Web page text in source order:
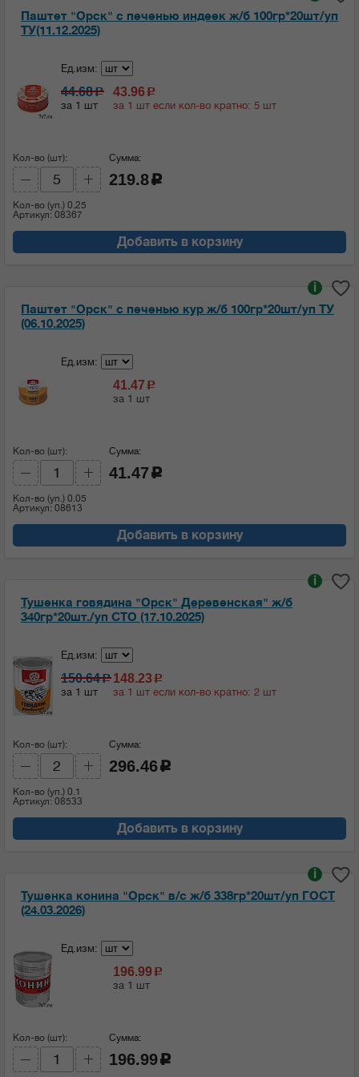
Паштет "Орск" с печенью индеек ж/б 100гр*20шт/уп
ТУ(11.12.2025)
Ед.изм:
44.68c
за 1 шт
43.96 c
за 1 шт если кол-во кратно: 5 шт
Кол-во (шт):
Кол-во (уп.) 0.25
Артикул: 08367
Сумма:
219.8 c
Добавить в корзину
Паштет "Орск" с печенью кур ж/б 100гр*20шт/уп ТУ
(06.10.2025)
i
Ед.изм:
41.47 c
за 1 шт
Кол-во (шт):
Кол-во (уп.) 0.05
Артикул: 08613
Сумма:
41.47 c
Добавить в корзину
Тушенка говядина "Орск" Деревенская" ж/б
340гр*20шт./уп СТО (17.10.2025)
i
Ед.изм:
150.64c
за 1 шт
148.23 c
за 1 шт если кол-во кратно: 2 шт
Кол-во (шт):
Кол-во (уп.) 0.1
Артикул: 08533
Сумма:
296.46 c
Добавить в корзину
Тушенка конина "Орск" в/с ж/б 338гр*20шт/уп ГОСТ
(24.03.2026)
i
Ед.изм:
196.99c
за 1 шт
Кол-во (шт): Сумма:
196.99 c